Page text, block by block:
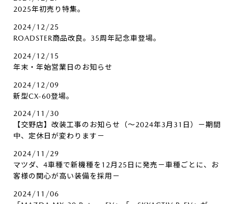
2025年初売り特集。
2024/12/25
ROADSTER商品改良。35周年記念車登場。
2024/12/15
年末・年始営業日のお知らせ
2024/12/09
新型CX-60登場。
2024/11/30
【交野店】改装工事のお知らせ（～2024年3月31日）－期間
中、定休日が変わります－
2024/11/29
マツダ、4車種で新機種を12月25日に発売－車種ごとに、お
客様の関心が高い装備を採用－
2024/11/06